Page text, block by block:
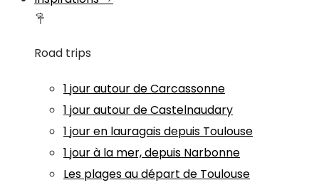
Road trips
1 jour autour de Carcassonne
1 jour autour de Castelnaudary
1 jour en lauragais depuis Toulouse
1 jour à la mer, depuis Narbonne
Les plages au départ de Toulouse